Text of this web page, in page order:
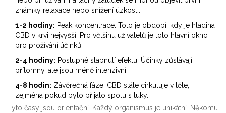
známky relaxace nebo snížení úzkosti.
1-2 hodiny: Peak koncentrace. Toto je období, kdy je hladina
CBD v krvi nejvyšší. Pro většinu uživatelů je toto hlavní okno
pro prožívání účinků.
2-4 hodiny: Postupné slabnutí efektu. Účinky zůstávají
přítomny, ale jsou méně intenzivní.
4-8 hodin: Závěrečná fáze. CBD stále cirkuluje v těle,
zejména pokud bylo přijato spolu s tuky.
Tyto časy jsou orientační. Každý organismus je unikátní. Někomu